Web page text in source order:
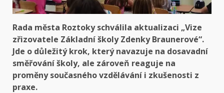
Rada města Roztoky schválila aktualizaci „Vize
zřizovatele Základní školy Zdenky Braunerové“.
Jde o důležitý krok, který navazuje na dosavadní
směřování školy, ale zároveň reaguje na
proměny současného vzdělávání i zkušenosti z
praxe.